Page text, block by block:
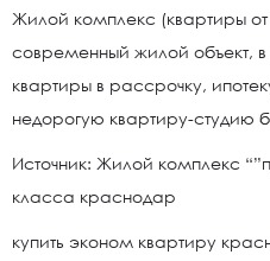
Жилой комплекс (квартиры
современный жилой объект,
квартиры в рассрочку,
недорогую квартиру-студию
Источник: Жилой комплекс
класса краснодар
купить эконом квартиру